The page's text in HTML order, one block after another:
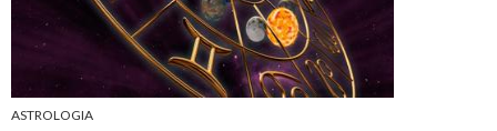
ASTROLOGIA